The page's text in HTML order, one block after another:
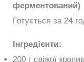
ферментований)
Готується за 24
Інгредієнти:
200 г свіжої